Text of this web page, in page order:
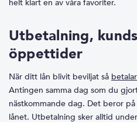
helt klart en av våra favoriter.
Utbetalning,
öppettider
När ditt lån blivit beviljat så
Antingen samma dag som du
nästkommande dag. Det beror
lånet. Utbetalning sker alltid